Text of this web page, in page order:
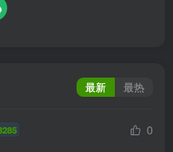
最新 最热
0